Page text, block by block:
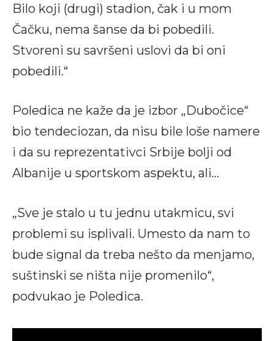
Bilo koji (drugi) stadion, čak i u mom
Čačku, nema šanse da bi pobedili.
Stvoreni su savršeni uslovi da bi oni
pobedili.“
Poledica ne kaže da je izbor „Dubočice“
bio tendeciozan, da nisu bile loše namere
i da su reprezentativci Srbije bolji od
Albanije u sportskom aspektu, ali…
„Sve je stalo u tu jednu utakmicu, svi
problemi su isplivali. Umesto da nam to
bude signal da treba nešto da menjamo,
suštinski se ništa nije promenilo“,
podvukao je Poledica.